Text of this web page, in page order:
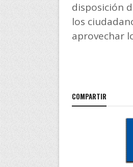
disposición
los
aprovechar
COMPARTIR